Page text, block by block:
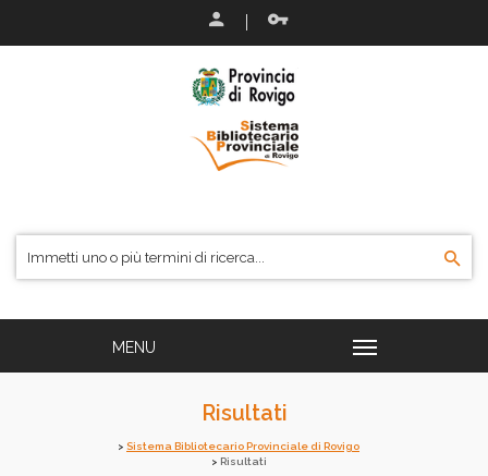
Risultati
Sistema Bibliotecario Provinciale di Rovigo
Risultati